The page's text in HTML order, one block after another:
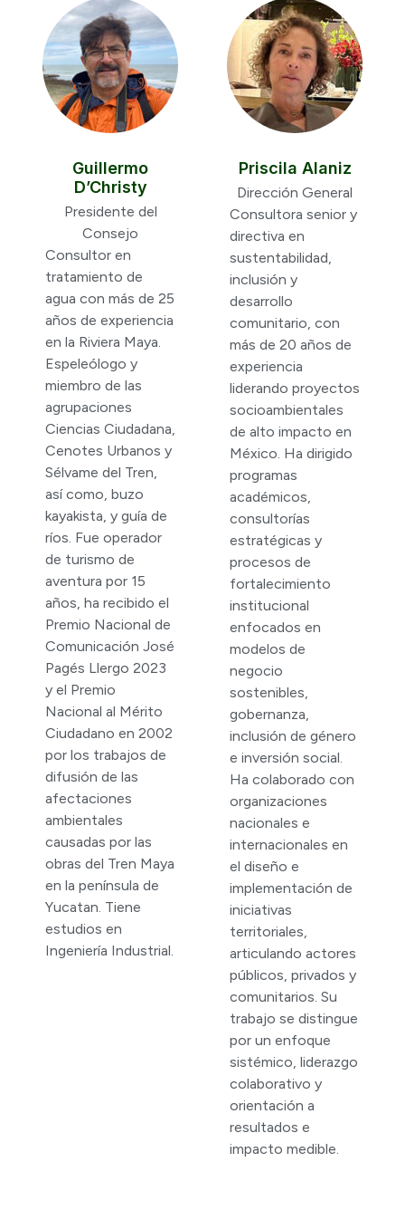
Guillermo
D’Christy
Presidente del
Consejo
Consultor en
tratamiento de
agua con más de 25
años de experiencia
en la Riviera Maya.
Espeleólogo y
miembro de las
agrupaciones
Ciencias Ciudadana,
Cenotes Urbanos y
Sélvame del Tren,
así como, buzo
kayakista, y guía de
ríos. Fue operador
de turismo de
aventura por 15
años, ha recibido el
Premio Nacional de
Comunicación José
Pagés Llergo 2023
y el Premio
Nacional al Mérito
Ciudadano en 2002
por los trabajos de
difusión de las
afectaciones
ambientales
causadas por las
obras del Tren Maya
en la península de
Yucatan. Tiene
estudios en
Ingeniería Industrial.
Priscila Alaniz
Dirección General
Consultora senior y
directiva en
sustentabilidad,
inclusión y
desarrollo
comunitario, con
más de 20 años de
experiencia
liderando proyectos
socioambientales
de alto impacto en
México. Ha dirigido
programas
académicos,
consultorías
estratégicas y
procesos de
fortalecimiento
institucional
enfocados en
modelos de
negocio
sostenibles,
gobernanza,
inclusión de género
e inversión social.
Ha colaborado con
organizaciones
nacionales e
internacionales en
el diseño e
implementación de
iniciativas
territoriales,
articulando actores
públicos, privados y
comunitarios. Su
trabajo se distingue
por un enfoque
sistémico, liderazgo
colaborativo y
orientación a
resultados e
impacto medible.